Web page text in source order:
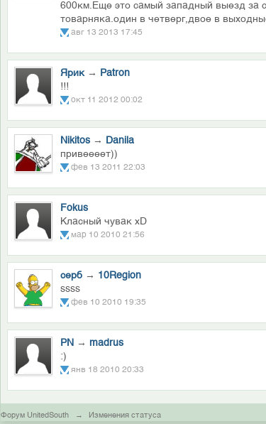
600км.Еще это самый западный выезд за
товарняка.один в четверг,двое в
авг 13 2013 17:45
Ярик→
Patron
!!!
окт 11 2012 00:02
Nikitos →
Danila
привеееет))
фев 13 2011 22:03
Fokus
Класный чувак xD
мар 10 2010 21:56
серб → 10Region
ssss
фев 10 2010 19:35
PN → madrus
:)
янв 18 2010 20:33
Форум UnitedSouth → Изменения статуса